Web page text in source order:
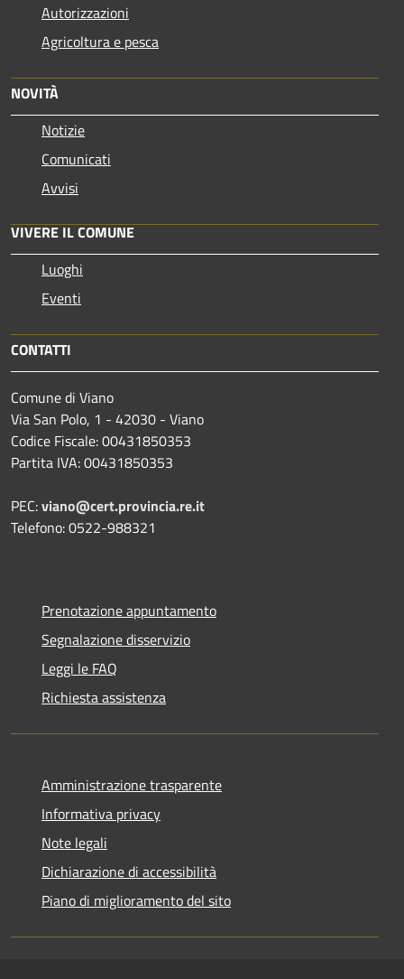
Autorizzazioni
Agricoltura e pesca
NOVITÀ
Notizie
Comunicati
Avvisi
VIVERE IL COMUNE
Luoghi
Eventi
CONTATTI
Comune di Viano
Via San Polo, 1 - 42030 - Viano
Codice Fiscale: 00431850353
Partita IVA: 00431850353
PEC:viano@cert.provincia.re.it
Telefono: 0522-988321
Prenotazione appuntamento
Segnalazione disservizio
Leggi le FAQ
Richiesta assistenza
Amministrazione trasparente
Informativa privacy
Note legali
Dichiarazione di accessibilità
Piano di miglioramento del sito